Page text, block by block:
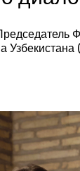
Узбекистана